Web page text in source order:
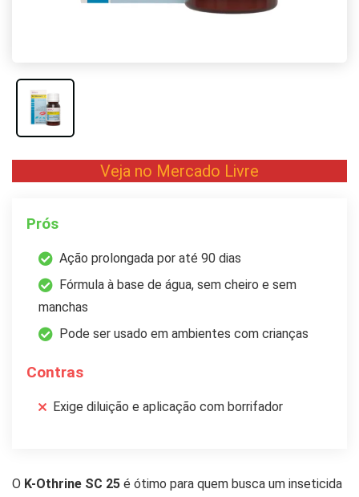
Veja no Mercado Livre
Prós
Ação prolongada por até 90 dias
Fórmula à base de água, sem cheiro e sem
manchas
Pode ser usado em ambientes com crianças
Contras
Exige diluição e aplicação com borrifador
O K-Othrine SC 25 é ótimo para quem busca um inseticida